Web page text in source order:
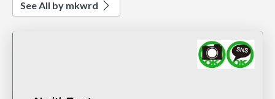
See All by mkwrd